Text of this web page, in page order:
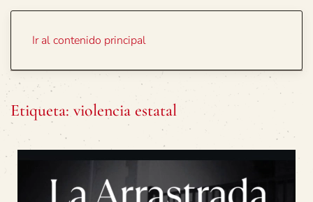
Ir al contenido principal
Etiqueta: violencia estatal